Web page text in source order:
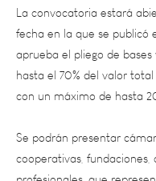
aprueba el pliego de
hasta el 70% del valor
con un máximo de
Se podrán presentar
cooperativas,
profesionales, que